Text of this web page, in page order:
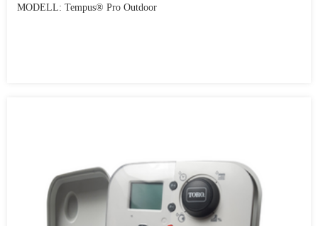
MODELL: Tempus® Pro Outdoor